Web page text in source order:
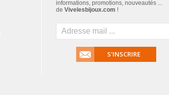
informations, promotions, nouveautés ...
de Vivelesbijoux.com !
S'INSCRIRE